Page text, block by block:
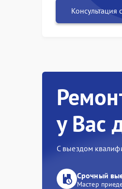
Консультация
у Вас
С выездом
Срочный
Мастер